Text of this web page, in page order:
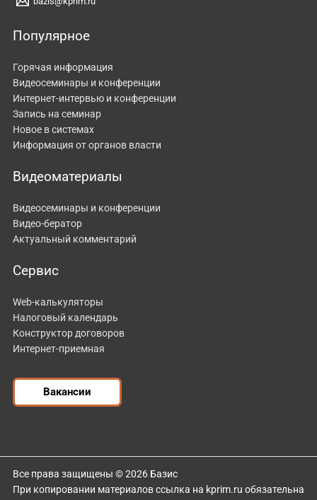
Популярное
Горячая информация
Видеосеминары и конференции
Интернет-интервью и конференции
Запись на семинар
Новое в системах
Информация от органов власти
Видеоматериалы
Видеосеминары и конференции
Видео-бератор
Актуальный комментарий
Сервис
Web-калькуляторы
Налоговый календарь
Конструктор договоров
Интернет-приемная
Вакансии
Все права защищены © 2026 Базис
При копировании материалов ссылка на kprim.ru обязательна